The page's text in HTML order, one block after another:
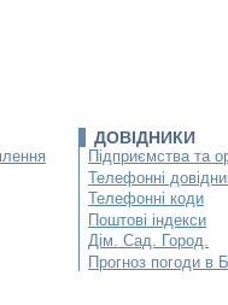
ДОВІДНИКИ
Підприємства та
Телефонні
Телефонні коди
Поштові індекси
Дім. Сад. Город.
Прогноз погоди в